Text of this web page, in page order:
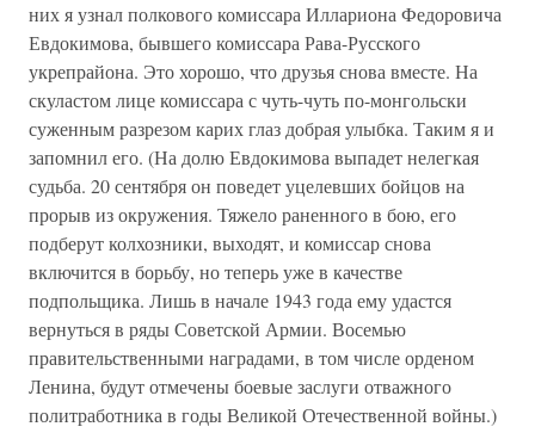
них я узнал полкового комиссара Иллариона Федоровича
Евдокимова, бывшего комиссара Рава-Русского
укрепрайона. Это хорошо, что друзья снова вместе. На
скуластом лице комиссара с чуть-чуть по-монгольски
суженным разрезом карих глаз добрая улыбка. Таким я и
запомнил его. (На долю Евдокимова выпадет нелегкая
судьба. 20 сентября он поведет уцелевших бойцов на
прорыв из окружения. Тяжело раненного в бою, его
подберут колхозники, выходят, и комиссар снова
включится в борьбу, но теперь уже в качестве
подпольщика. Лишь в начале 1943 года ему удастся
вернуться в ряды Советской Армии. Восемью
правительственными наградами, в том числе орденом
Ленина, будут отмечены боевые заслуги отважного
политработника в годы Великой Отечественной войны.)